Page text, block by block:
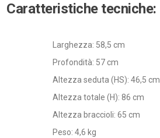
Caratteristiche tecniche:
Larghezza: 58,5 cm
Profondità: 57 cm
Altezza seduta (HS): 46,5 cm
Altezza totale (H): 86 cm
Altezza braccioli: 65 cm
Peso: 4,6 kg